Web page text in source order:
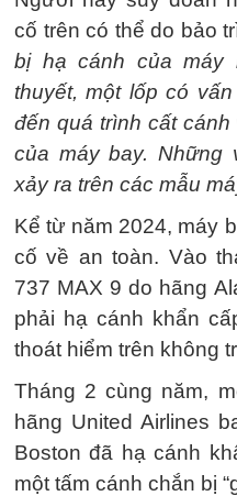
cố trên có thể do bảo
bị hạ cánh của máy
thuyết, một lốp có
đến quá trình cất
của máy bay. Những
xảy ra trên các mẫu
Kể từ năm 2024, máy
cố về an toàn. Vào
737 MAX 9 do hãng
phải hạ cánh khẩn
thoát hiểm trên không
Tháng 2 cùng năm,
hãng United Airlines
Boston đã hạ cánh
một tấm cánh chắn bị